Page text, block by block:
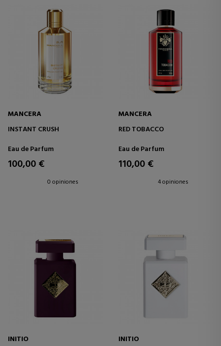
MANCERA
INSTANT CRUSH
Eau de Parfum
100,00 €
0 opiniones
MANCERA
RED TOBACCO
Eau de Parfum
110,00 €
4 opiniones
INITIO
INITIO